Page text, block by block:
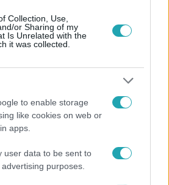
Collection, Use,
or Sharing of my
Is Unrelated with the
it was collected.
to enable storage
like cookies on web or
apps.
user data to be sent to
purposes.
október 23-ra a Fővárosi
23-án a Fővárosi
alternatív oktatási
a korábban a kínai